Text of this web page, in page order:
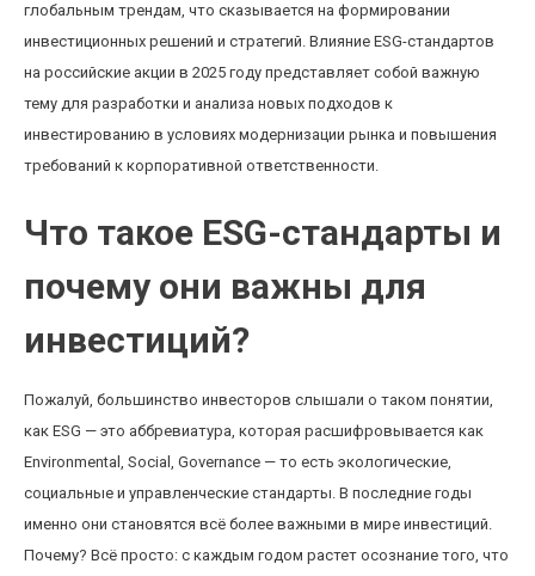
глобальным трендам, что сказывается на формировании
инвестиционных решений и стратегий. Влияние ESG-стандартов
на российские акции в 2025 году представляет собой важную
тему для разработки и анализа новых подходов к
инвестированию в условиях модернизации рынка и повышения
требований к корпоративной ответственности.
Что такое ESG-стандарты и
почему они важны для
инвестиций?
Пожалуй, большинство инвесторов слышали о таком понятии,
как ESG — это аббревиатура, которая расшифровывается как
Environmental, Social, Governance — то есть экологические,
социальные и управленческие стандарты. В последние годы
именно они становятся всё более важными в мире инвестиций.
Почему? Всё просто: с каждым годом растет осознание того, что